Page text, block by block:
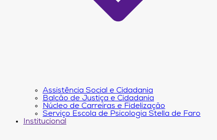
Assistência Social e Cidadania
Balcão de Justiça e Cidadania
Núcleo de Carreiras e Fidelização
Serviço Escola de Psicologia Stella de Faro
Institucional